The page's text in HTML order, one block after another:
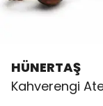
HÜNERTAŞ
Kahverengi